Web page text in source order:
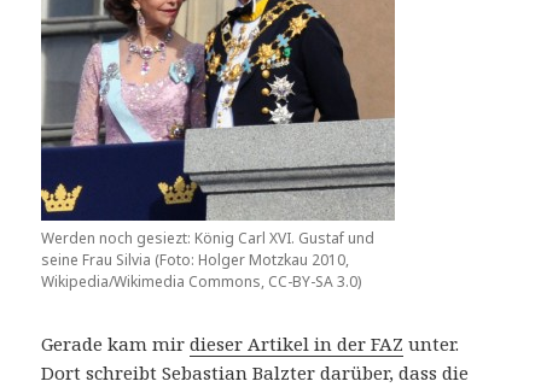
Werden noch gesiezt: König Carl XVI. Gustaf und
seine Frau Silvia (Foto: Holger Motzkau 2010,
Wikipedia/Wikimedia Commons, CC-BY-SA 3.0)
Gerade kam mirdieser Artikel in der FAZ unter.
Dort schreibt Sebastian Balzter darüber, dass die